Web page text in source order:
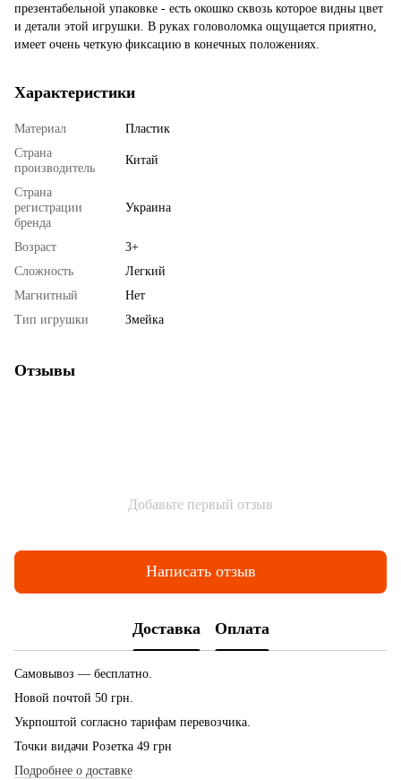
презентабельной упаковке - есть окошко сквозь которое видны цвет
и детали этой игрушки. В руках головоломка ощущается приятно,
имеет очень четкую фиксацию в конечных положениях.
Характеристики
Материал
Пластик
Страна
производитель
Китай
Страна
регистрации
бренда
Украина
Возраст
3+
Сложность
Легкий
Магнитный
Нет
Тип игрушки
Змейка
Отзывы
Добавьте первый отзыв
Написать отзыв
Доставка Оплата
Самовывоз — бесплатно.
Новой почтой 50 грн.
Укрпоштой согласно тарифам перевозчика.
Точки видачи Розетка 49 грн
Подробнее о доставке